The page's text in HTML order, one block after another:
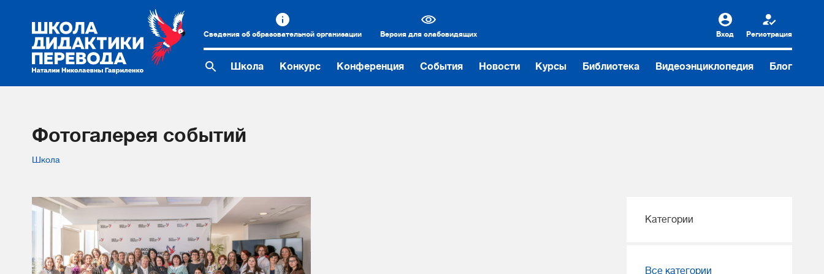
Сведения об образовательной организации Версия для слабовидящих Вход Регистрация
Школа Конкурс Конференция События Новости Курсы Библиотека Видеоэнциклопедия Блог
Фотогалерея событий
Школа
Категории
Все категории